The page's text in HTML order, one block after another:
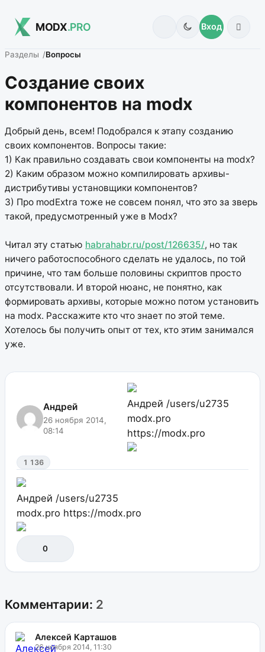
MODX.PRO Вход
Разделы Вопросы
Создание своих
компонентов на modx
Добрый день, всем! Подобрался к этапу созданию
своих компонентов. Вопросы такие:
1) Как правильно создавать свои компоненты на modx?
2) Каким образом можно компилировать архивы-
дистрибутивы установщики компонентов?
3) Про modExtra тоже не совсем понял, что это за зверь
такой, предусмотренный уже в Modx?
Читал эту статью habrahabr.ru/post/126635/, но так
ничего работоспособного сделать не удалось, по той
причине, что там больше половины скриптов просто
отсутствовали. И второй нюанс, не понятно, как
формировать архивы, которые можно потом установить
на modx. Расскажите кто что знает по этой теме.
Хотелось бы получить опыт от тех, кто этим занимался
уже.
Андрей
26 ноября 2014,
08:14
Андрей /users/u2735
modx.pro
https://modx.pro
1 136
Андрей /users/u2735
modx.pro https://modx.pro
0
Комментарии: 2
Алексей Карташов
26 ноября 2014, 11:30